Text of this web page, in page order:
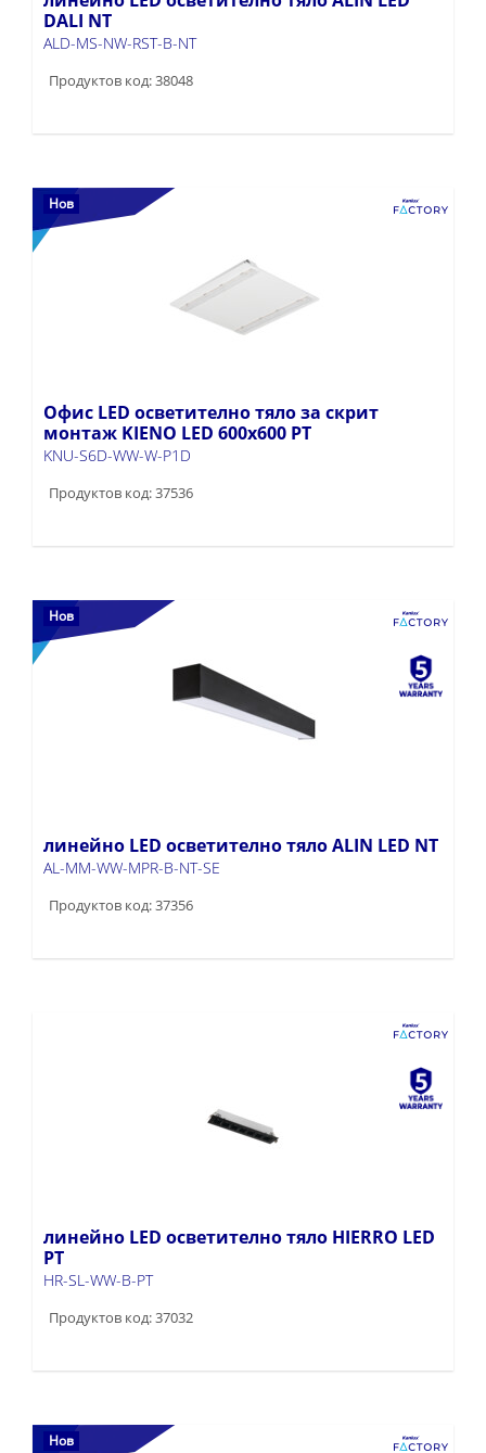
DALI NT
ALD-MS-NW-RST-B-NT
Продуктов код: 38048
Нов
Офис LED осветително тяло за скрит
монтаж KIENO LED 600x600 PT
KNU-S6D-WW-W-P1D
Продуктов код: 37536
Нов
линейно LED осветително тяло ALIN LED NT
AL-MM-WW-MPR-B-NT-SE
Продуктов код: 37356
линейно LED осветително тяло HIERRO LED
PT
HR-SL-WW-B-PT
Продуктов код: 37032
Нов